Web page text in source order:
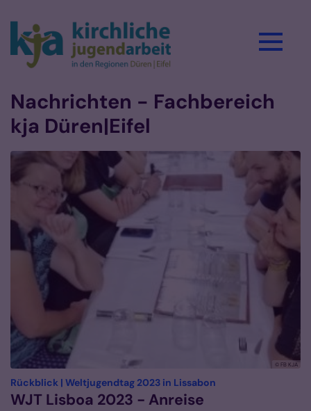
Nachrichten - Fachbereich
kja Düren|Eifel
© FB KJA
Rückblick | Weltjugendtag 2023 in Lissabon
WJT Lisboa 2023 - Anreise